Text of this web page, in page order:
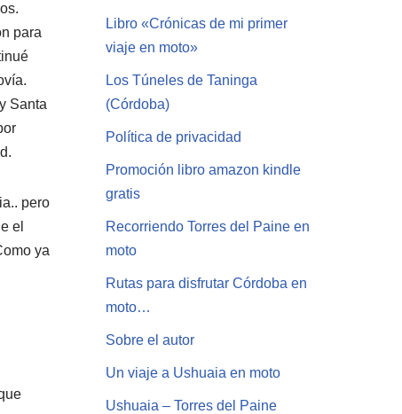
para
Santa
pero
el
ya
Libro «Crónicas de mi primer
viaje en moto»
Los Túneles de Taninga
(Córdoba)
Política de privacidad
Promoción libro amazon kindle
gratis
Recorriendo Torres del Paine en
moto
Rutas para disfrutar Córdoba en
moto…
Sobre el autor
Un viaje a Ushuaia en moto
Ushuaia – Torres del Paine